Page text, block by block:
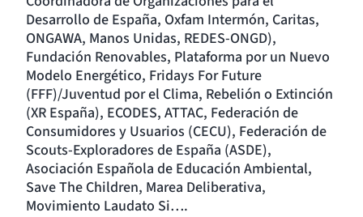
Desarrollo de España, Oxfam Intermón, Caritas,
ONGAWA, Manos Unidas, REDES-ONGD),
Fundación Renovables, Plataforma por un Nuevo
Modelo Energético, Fridays For Future
(FFF)/Juventud por el Clima, Rebelión o Extinción
(XR España), ECODES, ATTAC, Federación de
Consumidores y Usuarios (CECU), Federación de
Scouts-Exploradores de España (ASDE),
Asociación Española de Educación Ambiental,
Save The Children, Marea Deliberativa,
Movimiento Laudato Si….